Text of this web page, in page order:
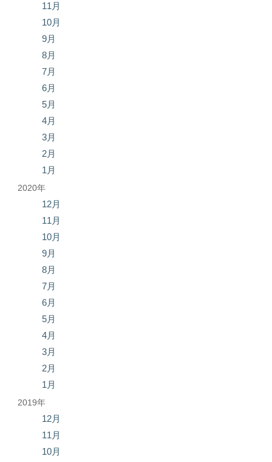
11月
10月
9月
8月
7月
6月
5月
4月
3月
2月
1月
2020年
12月
11月
10月
9月
8月
7月
6月
5月
4月
3月
2月
1月
2019年
12月
11月
10月